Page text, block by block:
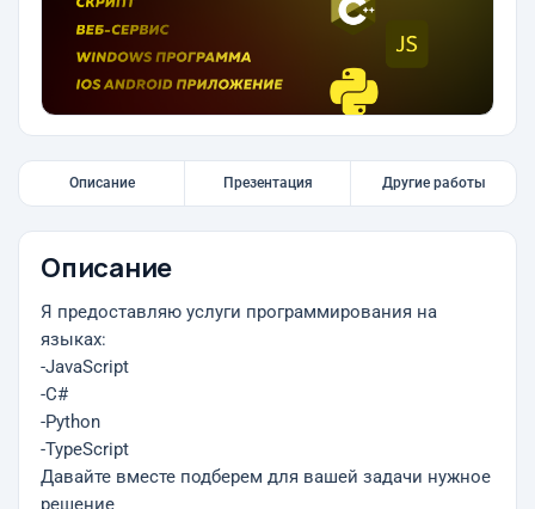
Описание Презентация Другие работы
Описание
Я предоставляю услуги программирования на
языках:
-JavaScript
-C#
-Python
-TypeScript
Давайте вместе подберем для вашей задачи нужное
решение